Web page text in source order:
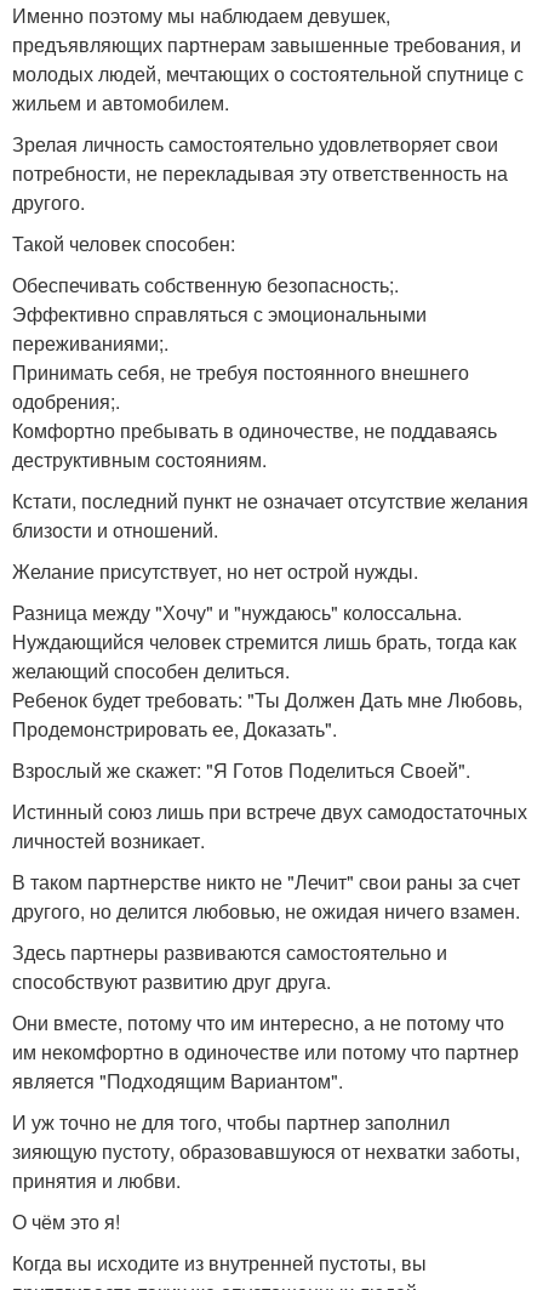
Именно поэтому мы наблюдаем девушек,
предъявляющих партнерам завышенные требования, и
молодых людей, мечтающих о состоятельной спутнице с
жильем и автомобилем.
Зрелая личность самостоятельно удовлетворяет свои
потребности, не перекладывая эту ответственность на
другого.
Такой человек способен:
Обеспечивать собственную безопасность;.
Эффективно справляться с эмоциональными
переживаниями;.
Принимать себя, не требуя постоянного внешнего
одобрения;.
Комфортно пребывать в одиночестве, не поддаваясь
деструктивным состояниям.
Кстати, последний пункт не означает отсутствие желания
близости и отношений.
Желание присутствует, но нет острой нужды.
Разница между "Хочу" и "нуждаюсь" колоссальна.
Нуждающийся человек стремится лишь брать, тогда как
желающий способен делиться.
Ребенок будет требовать: "Ты Должен Дать мне Любовь,
Продемонстрировать ее, Доказать".
Взрослый же скажет: "Я Готов Поделиться Своей".
Истинный союз лишь при встрече двух самодостаточных
личностей возникает.
В таком партнерстве никто не "Лечит" свои раны за счет
другого, но делится любовью, не ожидая ничего взамен.
Здесь партнеры развиваются самостоятельно и
способствуют развитию друг друга.
Они вместе, потому что им интересно, а не потому что
им некомфортно в одиночестве или потому что партнер
является "Подходящим Вариантом".
И уж точно не для того, чтобы партнер заполнил
зияющую пустоту, образовавшуюся от нехватки заботы,
принятия и любви.
О чём это я!
Когда вы исходите из внутренней пустоты, вы